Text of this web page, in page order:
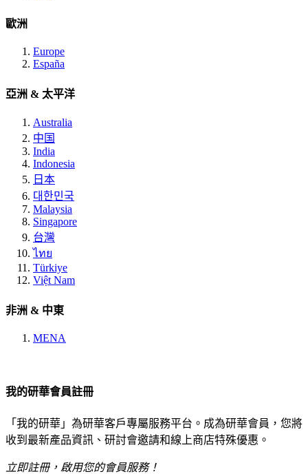
歐洲
Europe
España
亞洲 & 太平洋
Australia
中国
India
Indonesia
日本
대한민국
Malaysia
Singapore
台灣
ไทย
Türkiye
Việt Nam
非洲 & 中東
MENA
我的研華會員註冊
「我的研華」為研華客戶專屬服務平台。成為研華會員，您將
收到最新產品資訊、研討會邀請和線上商店特殊優惠。
立即註冊，啟用您的會員服務！